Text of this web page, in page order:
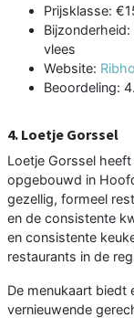
Prijsklasse:
vlees
Website:
Beoordeling:
4. Loetje Gorssel
Loetje Gorssel
opgebouwd in
gezellig, formeel
en de consistente
en consistente
restaurants in de
De menukaart biedt
vernieuwende